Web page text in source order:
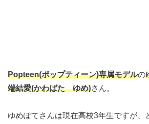
Popteen(ポップティーン)専属モデルの
端結愛(かわばた ゆめ)さん。
ゆめぽてさんは現在高校3年生ですが、